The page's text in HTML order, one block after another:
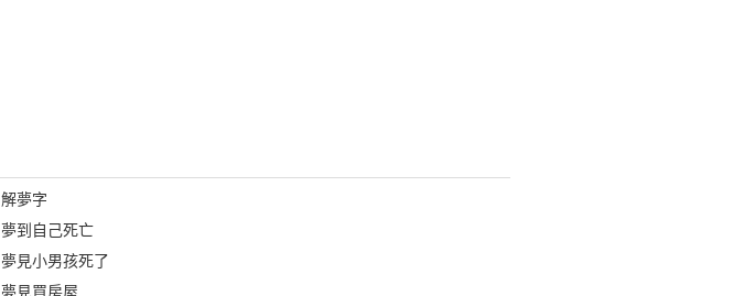
解夢字
夢到自己死亡
夢見小男孩死了
夢見買房屋